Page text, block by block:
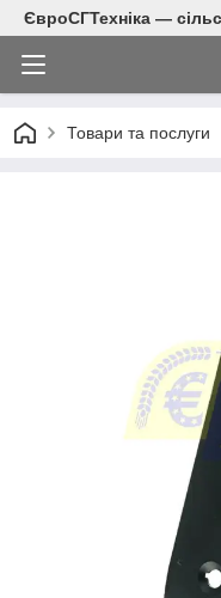
ЄвроСГТехніка —
Товари та послуги